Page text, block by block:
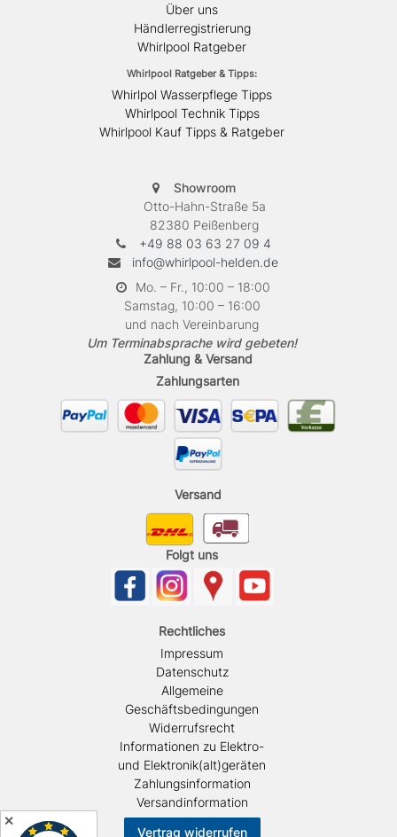
Über uns
Händlerregistrierung
Whirlpool Ratgeber
Whirlpool Ratgeber & Tipps:
Whirlpol Wasserpflege Tipps
Whirlpool Technik Tipps
Whirlpool Kauf Tipps & Ratgeber
Showroom
Otto-Hahn-Straße 5a
82380 Peißenberg
+49 88 03 63 27 09 4
info@whirlpool-helden.de
Mo. – Fr., 10:00 – 18:00
Samstag, 10:00 – 16:00
und nach Vereinbarung
Um Terminabsprache wird gebeten!
Zahlung & Versand
Zahlungsarten
Versand
Folgt uns
Rechtliches
Impressum
Datenschutz
Allgemeine
Geschäftsbedingungen
Widerrufsrecht
Informationen zu Elektro-
und Elektronik(alt)geräten
Zahlungsinformation
Versandinformation
Vertrag widerrufen
✕